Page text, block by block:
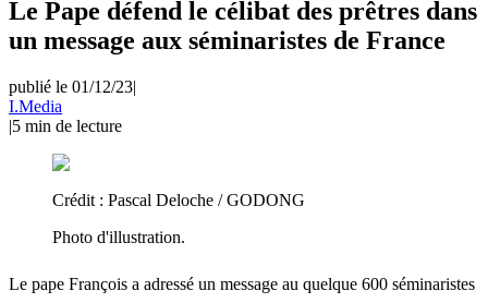
Le Pape défend le célibat des prêtres dans
un message aux séminaristes de France
publié le 01/12/23|
I.Media
|5 min de lecture
Crédit : Pascal Deloche / GODONG
Photo d'illustration.
Le pape François a adressé un message au quelque 600 séminaristes